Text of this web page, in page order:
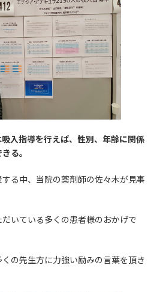
入指導を行えば、性別、年齢に関係
る。
る中、当院の薬剤師の佐々木が見事
いている多くの患者様のおかげで
の先生方に力強い励みの言葉を頂き